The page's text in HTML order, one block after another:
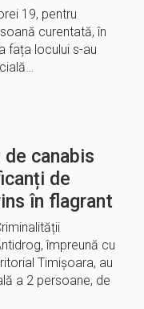
19, pentru
curentată, în
fața locului s-au
canabis
de
în flagrant
împreună cu
Timișoara, au
a 2 persoane, de